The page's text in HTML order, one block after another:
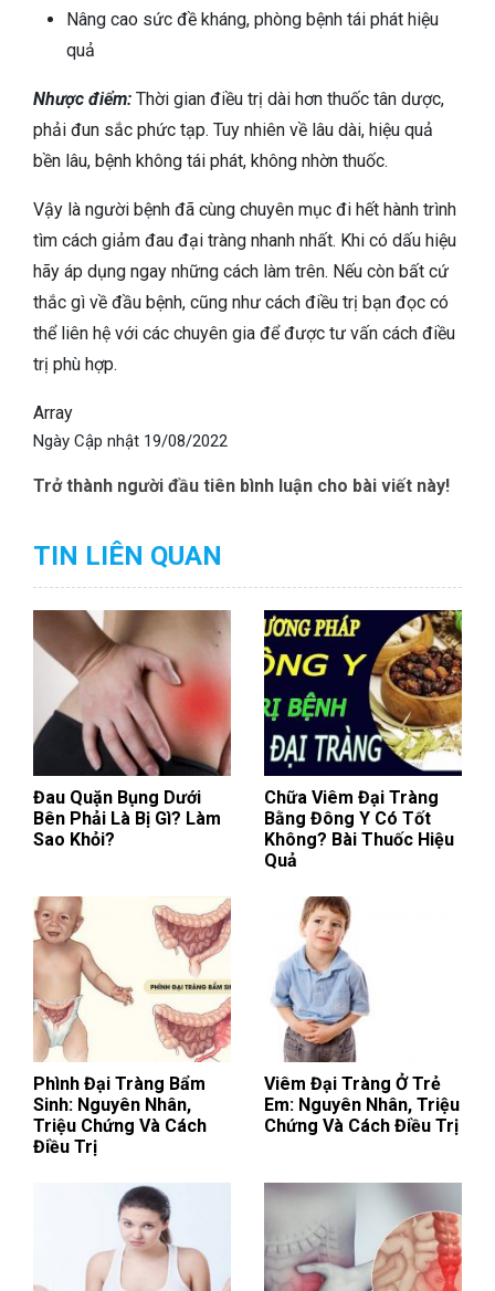
Nâng cao sức đề kháng, phòng bệnh tái phát hiệu
quả
Nhược điểm: Thời gian điều trị dài hơn thuốc tân dược,
phải đun sắc phức tạp. Tuy nhiên về lâu dài, hiệu quả
bền lâu, bệnh không tái phát, không nhờn thuốc.
Vậy là người bệnh đã cùng chuyên mục đi hết hành trình
tìm cách giảm đau đại tràng nhanh nhất. Khi có dấu hiệu
hãy áp dụng ngay những cách làm trên. Nếu còn bất cứ
thắc gì về đầu bệnh, cũng như cách điều trị bạn đọc có
thể liên hệ với các chuyên gia để được tư vấn cách điều
trị phù hợp.
Array
Ngày Cập nhật 19/08/2022
Trở thành người đầu tiên bình luận cho bài viết này!
TIN LIÊN QUAN
Đau Quặn Bụng Dưới
Bên Phải Là Bị Gì? Làm
Sao Khỏi?
Chữa Viêm Đại Tràng
Bằng Đông Y Có Tốt
Không? Bài Thuốc Hiệu
Quả
Phình Đại Tràng Bẩm
Sinh: Nguyên Nhân,
Triệu Chứng Và Cách
Điều Trị
Viêm Đại Tràng Ở Trẻ
Em: Nguyên Nhân, Triệu
Chứng Và Cách Điều Trị